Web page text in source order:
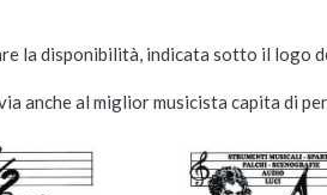
la disponibilità, indicata sotto il logo
anche al miglior musicista capita di